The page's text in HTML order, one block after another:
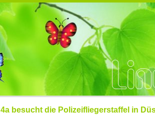
4a besucht die Polizeifliegerstaffel in